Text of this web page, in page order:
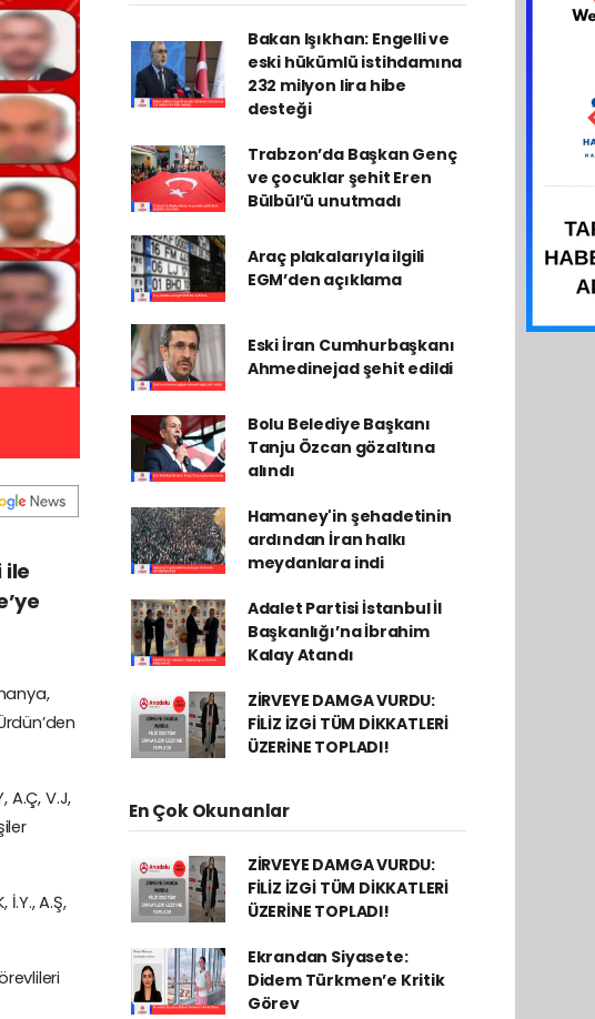
ile
A.Ç, V.J,
İ.Y., A.Ş,
Bakan Işıkhan: Engelli ve
eski hükümlü istihdamına
232 milyon lira hibe
desteği
Trabzon’da Başkan Genç
ve çocuklar şehit Eren
Bülbül’ü unutmadı
Araç plakalarıyla ilgili
EGM’den açıklama
Eski İran Cumhurbaşkanı
Ahmedinejad şehit edildi
Bolu Belediye Başkanı
Tanju Özcan gözaltına
alındı
Hamaney'in şehadetinin
ardından İran halkı
meydanlara indi
Adalet Partisi İstanbul İl
Başkanlığı’na İbrahim
Kalay Atandı
ZİRVEYE DAMGA VURDU:
FİLİZ İZGİ TÜM DİKKATLERİ
ÜZERİNE TOPLADI!
En Çok Okunanlar
ZİRVEYE DAMGA VURDU:
FİLİZ İZGİ TÜM DİKKATLERİ
ÜZERİNE TOPLADI!
Ekrandan Siyasete:
Didem Türkmen’e Kritik
Görev